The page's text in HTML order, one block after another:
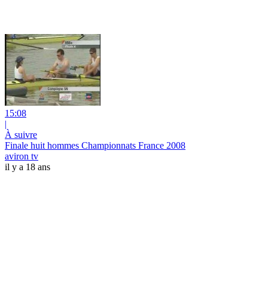
15:08
|
À suivre
Finale huit hommes Championnats France 2008
aviron tv
il y a 18 ans